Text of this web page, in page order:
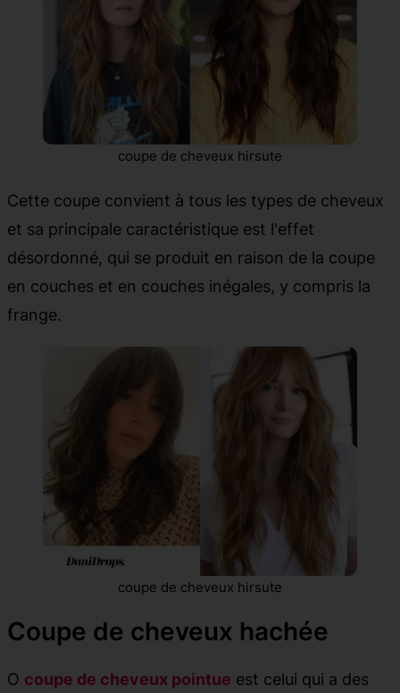
coupe de cheveux hirsute
Cette coupe convient à tous les types de cheveux
et sa principale caractéristique est l'effet
désordonné, qui se produit en raison de la coupe
en couches et en couches inégales, y compris la
frange.
coupe de cheveux hirsute
Coupe de cheveux hachée
O coupe de cheveux pointue est celui qui a des